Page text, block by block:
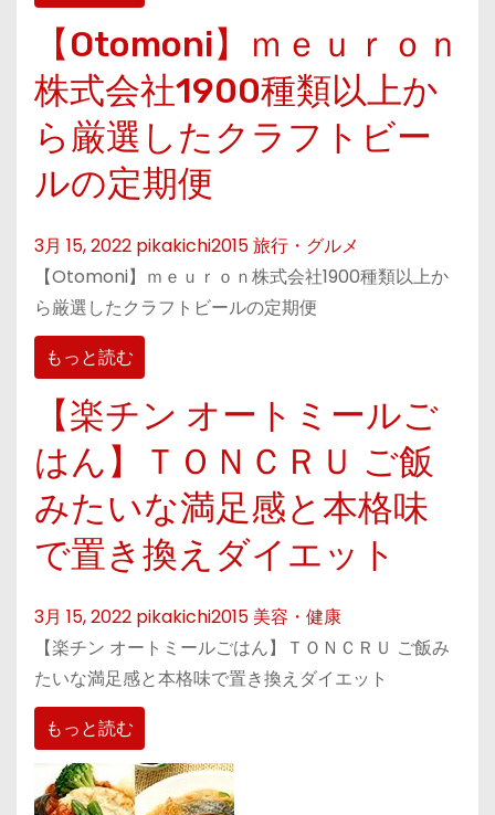
【Otomoni】ｍｅｕｒｏｎ
株式会社1900種類以上か
ら厳選したクラフトビー
ルの定期便
3月 15, 2022 pikakichi2015旅行・グルメ
【Otomoni】ｍｅｕｒｏｎ株式会社1900種類以上か
ら厳選したクラフトビールの定期便
もっと読む
【楽チン オートミールご
はん】ＴＯＮＣＲＵ ご飯
みたいな満足感と本格味
で置き換えダイエット
3月 15, 2022 pikakichi2015 美容・健康
【楽チン オートミールごはん】ＴＯＮＣＲＵ ご飯み
たいな満足感と本格味で置き換えダイエット
もっと読む